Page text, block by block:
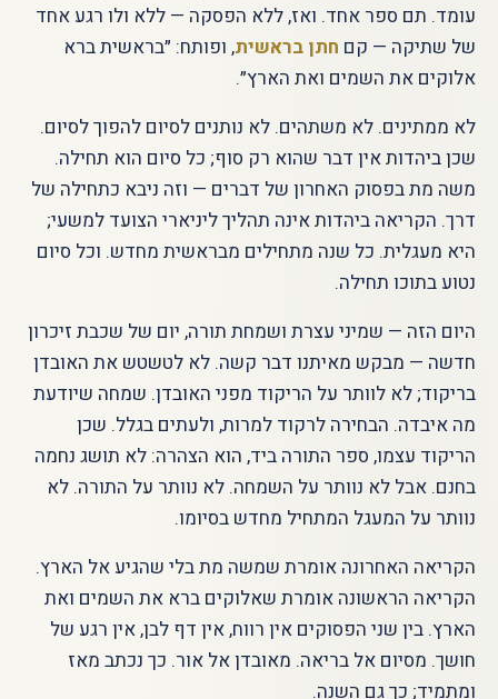
עומד. תם ספר אחד. ואז, ללא הפסקה — ללא ולו רגע אחד
של שתיקה — קם חתן בראשית, ופותח: ״בראשית ברא
אלוקים את השמים ואת הארץ״.
לא ממתינים. לא משתהים. לא נותנים לסיום להפוך לסיום.
שכן ביהדות אין דבר שהוא רק סוף; כל סיום הוא תחילה.
משה מת בפסוק האחרון של דברים — וזה ניבא כתחילה של
דרך. הקריאה ביהדות אינה תהליך ליניארי הצועד למשעי;
היא מעגלית. כל שנה מתחילים מבראשית מחדש. וכל סיום
נטוע בתוכו תחילה.
היום הזה — שמיני עצרת ושמחת תורה, יום של שכבת זיכרון
חדשה — מבקש מאיתנו דבר קשה. לא לטשטש את האובדן
בריקוד; לא לוותר על הריקוד מפני האובדן. שמחה שיודעת
מה איבדה. הבחירה לרקוד למרות, ולעתים בגלל. שכן
הריקוד עצמו, ספר התורה ביד, הוא הצהרה: לא תושג נחמה
בחנם. אבל לא נוותר על השמחה. לא נוותר על התורה. לא
נוותר על המעגל המתחיל מחדש בסיומו.
הקריאה האחרונה אומרת שמשה מת בלי שהגיע אל הארץ.
הקריאה הראשונה אומרת שאלוקים ברא את השמים ואת
הארץ. בין שני הפסוקים אין רווח, אין דף לבן, אין רגע של
חושך. מסיום אל בריאה. מאובדן אל אור. כך נכתב מאז
ומתמיד; כך גם השנה.